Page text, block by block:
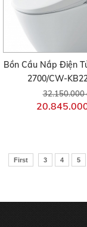
Bồn Cầu Nắp Điện
2700/CW-
32.150.000
First 3 4 5